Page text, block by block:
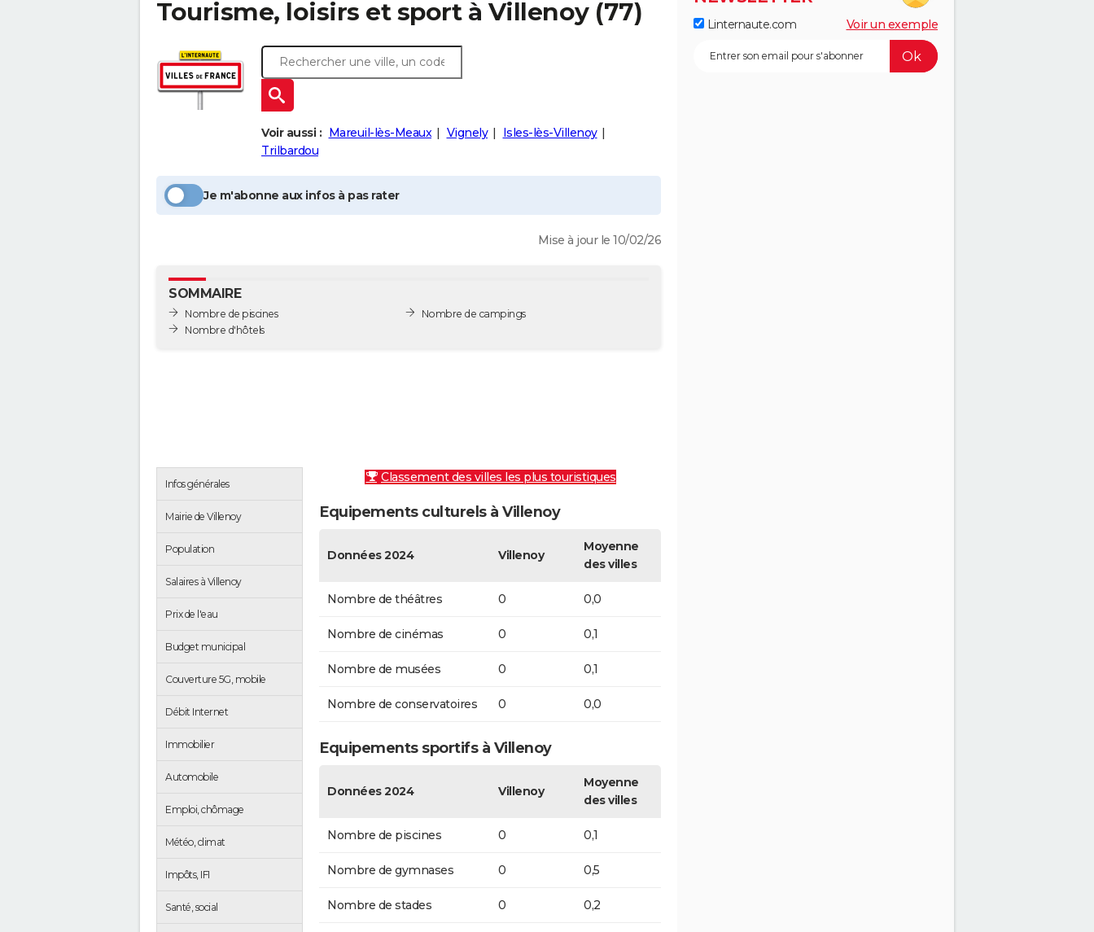
Tourisme, loisirs et sport à Villenoy(77)
Voir aussi : Mareuil-lès-Meaux Vignely
Isles-lès-Villenoy
Trilbardou
Je m'abonne aux infos à pas rater
Mise à jour le 10/02/26
SOMMAIRE
Nombre de piscines
Nombre d'hôtels
Nombre de campings
Infos générales
Mairie de Villenoy
Population
Salaires à Villenoy
Prix de l'eau
Budget municipal
Couverture 5G, mobile
Débit Internet
Immobilier
Automobile
Emploi, chômage
Météo, climat
Impôts, IFI
Santé, social
Classement des villes les plus touristiques
Equipements culturels à Villenoy
Données 2024 Villenoy
Moyenne
des villes
Nombre de théâtres 0 0,0
Nombre de cinémas 0 0,1
Nombre de musées 0 0,1
Nombre de conservatoires 0 0,0
Equipements sportifs à Villenoy
Données 2024 Villenoy
Moyenne
des villes
Nombre de piscines 0 0,1
Nombre de gymnases 0 0,5
Nombre de stades 0 0,2
Linternaute.com Voir un exemple